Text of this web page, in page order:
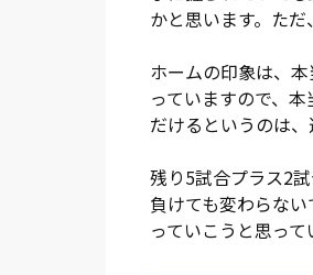
手ごたえを語った。
得点によって攻撃
ゴールラインを割
決定機があったが
後半は、空が曇り
取。泉、豊川、谷
を受けた豊川のク
かと思います。ただ
ホームの印象は、
っていますので、
だけるというのは
残り5試合プラス2
負けても変わらな
っていこうと思って